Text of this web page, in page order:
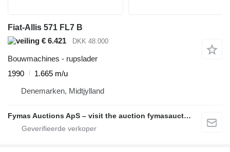
Fiat-Allis 571 FL7 B
€ 6.421
DKK 48.000
Bouwmachines - rupslader
1990
1.665 m/u
Denemarken, Midtjylland
Fymas Auctions ApS – visit the auction fymasauctions.dk